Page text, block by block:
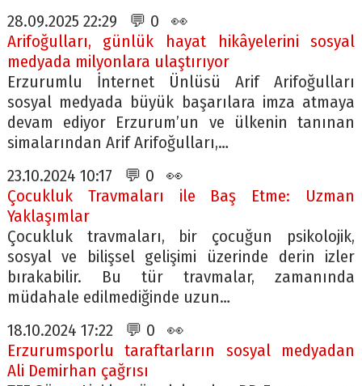
28.09.2025 22:29 💬 0 👀
Arifoğulları, günlük hayat hikâyelerini sosyal
medyada milyonlara ulaştırıyor
Erzurumlu İnternet Ünlüsü Arif Arifoğulları
sosyal medyada büyük başarılara imza atmaya
devam ediyor Erzurum’un ve ülkenin tanınan
simalarından Arif Arifoğulları,…
23.10.2024 10:17 💬 0 👀
Çocukluk Travmaları ile Baş Etme: Uzman
Yaklaşımlar
Çocukluk travmaları, bir çocuğun psikolojik,
sosyal ve bilişsel gelişimi üzerinde derin izler
bırakabilir. Bu tür travmalar, zamanında
müdahale edilmediğinde uzun…
18.10.2024 17:22 💬 0 👀
Erzurumsporlu taraftarların sosyal medyadan
Ali Demirhan çağrısı